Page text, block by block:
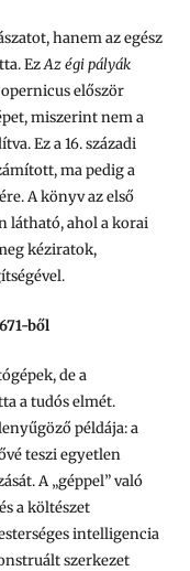
hanem az egész
EzAz égi pályák
először
miszerint nem a
Ez a 16. századi
ma pedig a
A könyv az első
látható, ahol a korai
kéziratok,
ből
de a
a tudós elmét.
példája: a
teszi egyetlen
A „géppel” való
a költészet
intelligencia
szerkezet